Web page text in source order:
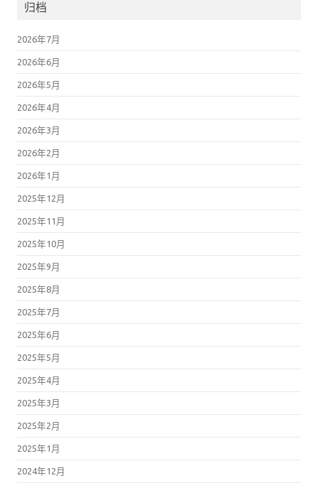
归档
2026年7月
2026年6月
2026年5月
2026年4月
2026年3月
2026年2月
2026年1月
2025年12月
2025年11月
2025年10月
2025年9月
2025年8月
2025年7月
2025年6月
2025年5月
2025年4月
2025年3月
2025年2月
2025年1月
2024年12月